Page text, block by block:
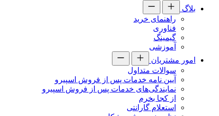
بلاگ
راهنمای خرید
فناوری
گیمینگ
آموزشی
امور مشتریان
سوالات متداول
آیین نامه خدمات پس از فروش اسپیرو
نمایندگی‌های خدمات پس از فروش اسپیرو
از کجا بخرم
استعلام گارانتی